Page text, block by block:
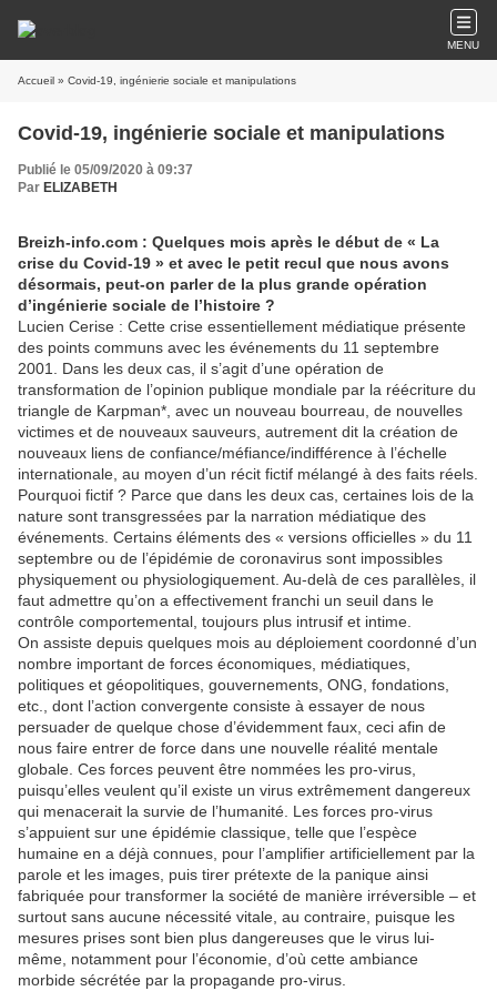
MENU
Accueil » Covid-19, ingénierie sociale et manipulations
Covid-19, ingénierie sociale et manipulations
Publié le 05/09/2020 à 09:37
Par ELIZABETH
Breizh-info.com : Quelques mois après le début de « La
crise du Covid-19 » et avec le petit recul que nous avons
désormais, peut-on parler de la plus grande opération
d’ingénierie sociale de l’histoire ?
Lucien Cerise : Cette crise essentiellement médiatique présente
des points communs avec les événements du 11 septembre
2001. Dans les deux cas, il s’agit d’une opération de
transformation de l’opinion publique mondiale par la réécriture du
triangle de Karpman*, avec un nouveau bourreau, de nouvelles
victimes et de nouveaux sauveurs, autrement dit la création de
nouveaux liens de confiance/méfiance/indifférence à l’échelle
internationale, au moyen d’un récit fictif mélangé à des faits réels.
Pourquoi fictif ? Parce que dans les deux cas, certaines lois de la
nature sont transgressées par la narration médiatique des
événements. Certains éléments des « versions officielles » du 11
septembre ou de l’épidémie de coronavirus sont impossibles
physiquement ou physiologiquement. Au-delà de ces parallèles, il
faut admettre qu’on a effectivement franchi un seuil dans le
contrôle comportemental, toujours plus intrusif et intime.
On assiste depuis quelques mois au déploiement coordonné d’un
nombre important de forces économiques, médiatiques,
politiques et géopolitiques, gouvernements, ONG, fondations,
etc., dont l’action convergente consiste à essayer de nous
persuader de quelque chose d’évidemment faux, ceci afin de
nous faire entrer de force dans une nouvelle réalité mentale
globale. Ces forces peuvent être nommées les pro-virus,
puisqu’elles veulent qu’il existe un virus extrêmement dangereux
qui menacerait la survie de l’humanité. Les forces pro-virus
s’appuient sur une épidémie classique, telle que l’espèce
humaine en a déjà connues, pour l’amplifier artificiellement par la
parole et les images, puis tirer prétexte de la panique ainsi
fabriquée pour transformer la société de manière irréversible – et
surtout sans aucune nécessité vitale, au contraire, puisque les
mesures prises sont bien plus dangereuses que le virus lui-
même, notamment pour l’économie, d’où cette ambiance
morbide sécrétée par la propagande pro-virus.